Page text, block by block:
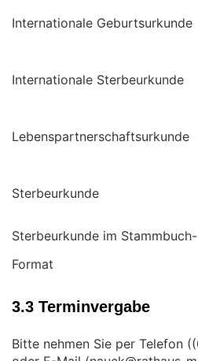
Internationale Geburtsurkunde
Internationale Sterbeurkunde
Lebenspartnerschaftsurkunde
Sterbeurkunde
Sterbeurkunde im Stammbuch-
Format
3.3 Terminvergabe
Bitte nehmen Sie per Telefon (